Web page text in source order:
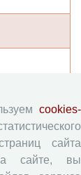
cookies-
сайта
сайте, вы